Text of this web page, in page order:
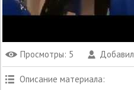
Просмотры: 5 Добавил
Описание материала: